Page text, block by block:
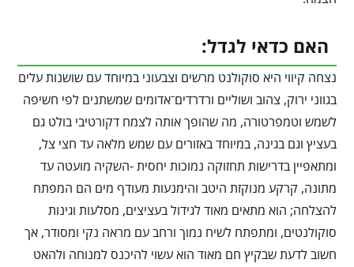
האם כדאי לגדל:
נצחה קיווי היא סוקולנט מרשים וצבעוני במיוחד עם שושנות עלים
בגווני ירוק, צהוב ושוליים ורדרדים־אדומים שמשתנים לפי חשיפה
לשמש וטמפרטורה, מה שהופך אותה לצמח דקורטיבי בולט גם
בעציץ וגם בגינה, במיוחד באזורים עם שמש מלאה עד חצי צל,
ומתאפיין בדרישות תחזוקה נמוכות יחסית -השקיה מועטה עד
מתונה, קרקע מנוקזת היטב והימנעות מעודף מים הם המפתח
להצלחה; הוא מתאים מאוד לגידול בעציצים, מסלעות וגינות
סוקולנטים, ומתפתח לשיח נמוך ורחב עם מראה נקי ומסודר, אך
חשוב לדעת שבקיץ חם מאוד הוא עשוי להיכנס למנוחה ולהאט